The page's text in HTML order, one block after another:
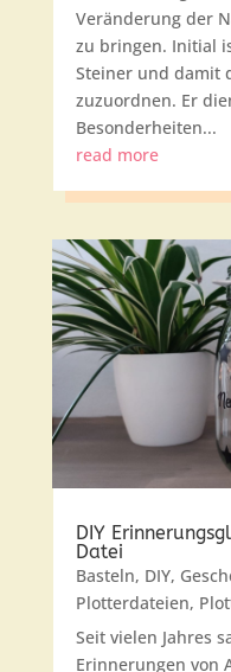
Veränderung der
zu bringen. Initial
Steiner und damit
zuzuordnen. Er
Besonderheiten...
read more
DIY
Datei
Basteln, DIY,
Plotterdateien,
Seit vielen Jahres
Erinnerungen von